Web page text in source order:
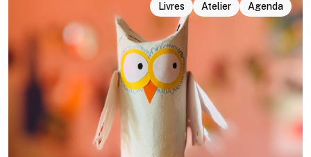
Livres Atelier Agenda